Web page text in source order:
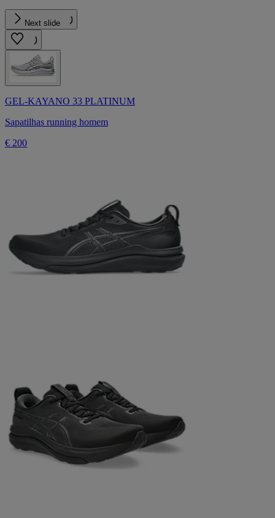
Next slide
GEL-KAYANO 33 PLATINUM
Sapatilhas running homem
€ 200